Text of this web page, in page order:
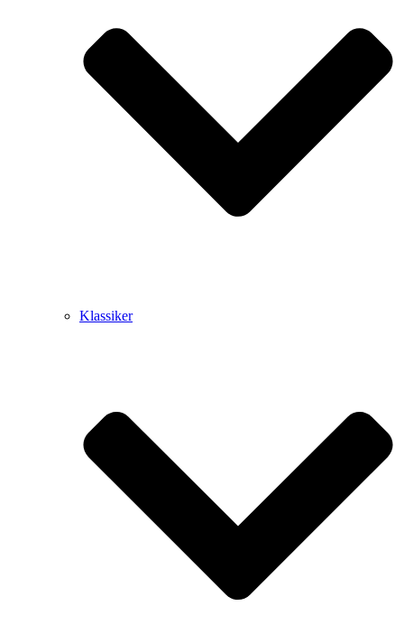
Klassiker